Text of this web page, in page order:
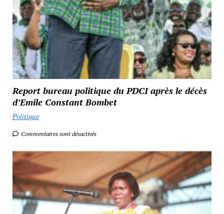
Report bureau politique du PDCI après le décès
d’Emile Constant Bombet
Politique
Commentaires sont désactivés